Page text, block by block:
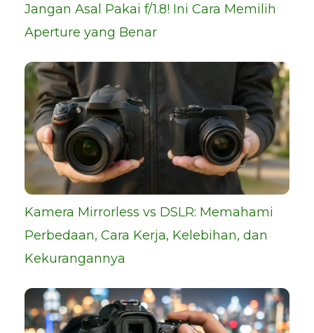
Jangan Asal Pakai f/1.8! Ini Cara Memilih
Aperture yang Benar
Kamera Mirrorless vs DSLR: Memahami
Perbedaan, Cara Kerja, Kelebihan, dan
Kekurangannya